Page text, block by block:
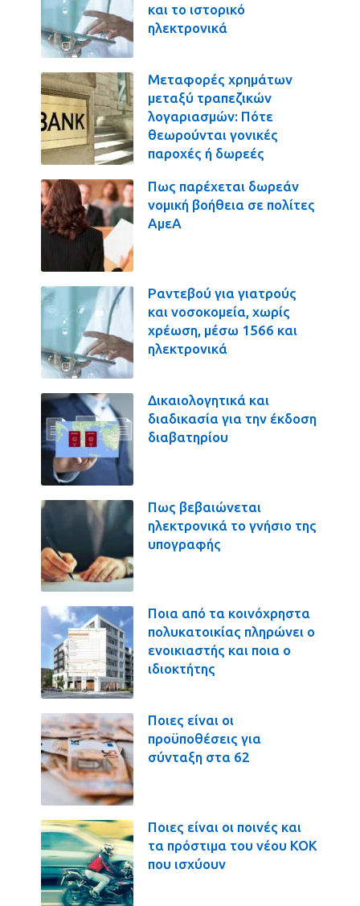
και το ιστορικό
ηλεκτρονικά
Μεταφορές χρημάτων
μεταξύ τραπεζικών
λογαριασμών: Πότε
θεωρούνται γονικές
παροχές ή δωρεές
Πως παρέχεται δωρεάν
νομική βοήθεια σε πολίτες
ΑμεΑ
Ραντεβού για γιατρούς
και νοσοκομεία, χωρίς
χρέωση, μέσω 1566 και
ηλεκτρονικά
Δικαιολογητικά και
διαδικασία για την έκδοση
διαβατηρίου
Πως βεβαιώνεται
ηλεκτρονικά το γνήσιο της
υπογραφής
Ποια από τα κοινόχρηστα
πολυκατοικίας πληρώνει ο
ενοικιαστής και ποια ο
ιδιοκτήτης
Ποιες είναι οι
προϋποθέσεις για
σύνταξη στα 62
Ποιες είναι οι ποινές και
τα πρόστιμα του νέου ΚΟΚ
που ισχύουν